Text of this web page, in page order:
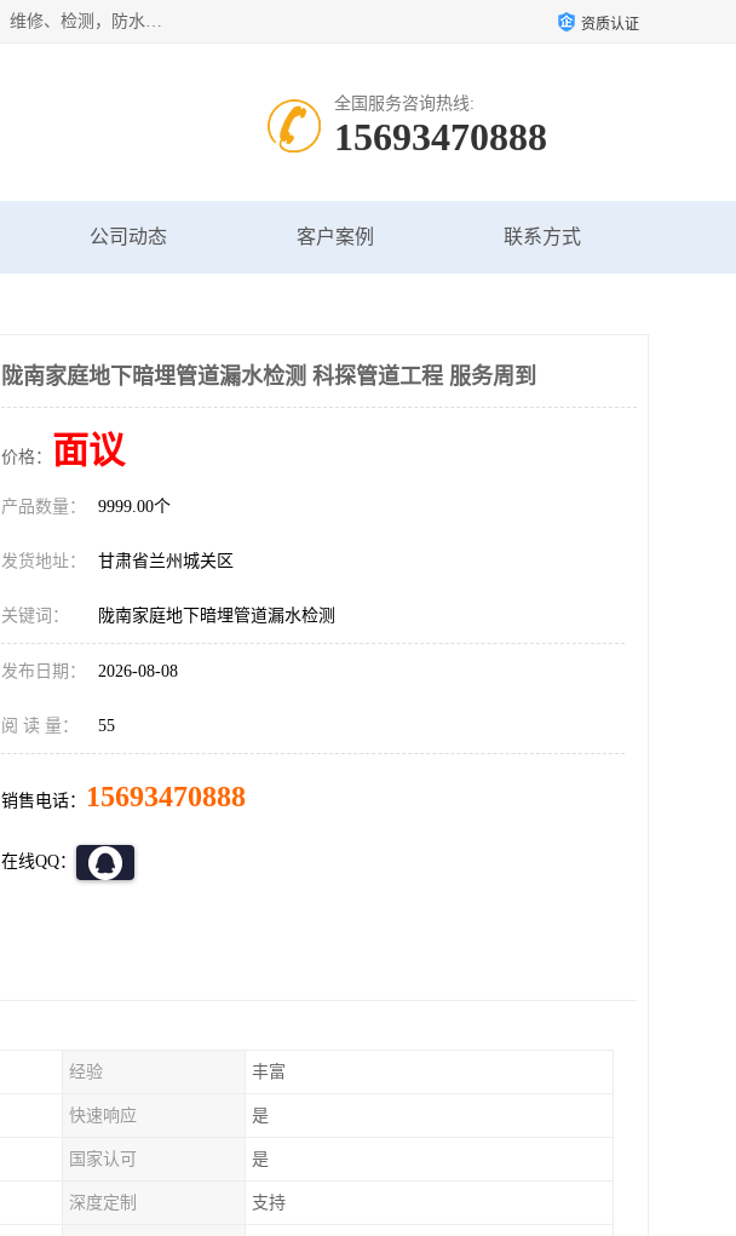
甘肃科探管道工程有限公司成立于2019年，注册地位于甘肃省兰州市。经营范围包括管道安装、清洗、疏通、维修、检测，防水工程，工程钻孔，化粪池清理，暖气安装，给排水管道安装维修，室内外管道如消防、供水、供热管道漏水检测定位，室内外防水堵漏等。 资质认证
全国服务咨询热线:
15693470888
公司动态 客户案例 联系方式
陇南家庭地下暗埋管道漏水检测 科探管道工程 服务周到
价格： 面议
产品数量： 9999.00个
发货地址： 甘肃省兰州城关区
关键词： 陇南家庭地下暗埋管道漏水检测
发布日期： 2026-08-08
阅 读 量： 55
销售电话： 15693470888
在线QQ：
经验 丰富
快速响应 是
国家认可 是
深度定制 支持